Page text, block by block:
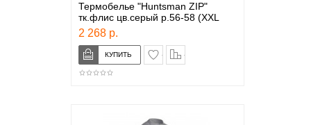
Термобелье "Huntsman ZIP"
тк.флис цв.серый р.56-58 (XXL
2 268 р.
в закладки